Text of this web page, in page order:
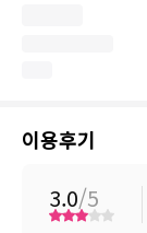
이용후기
3.0/5